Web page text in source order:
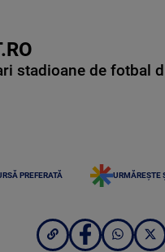
stadioane de fotbal
PREFERATĂ URMĂREȘTE